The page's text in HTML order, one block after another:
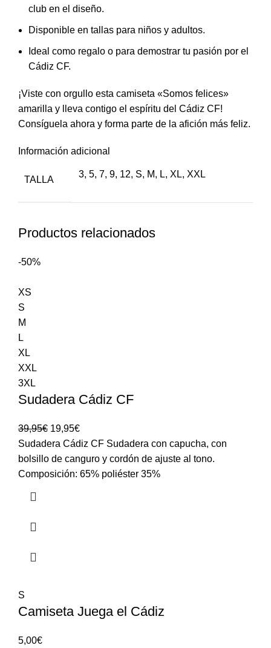
club en el diseño.
Disponible en tallas para niños y adultos.
Ideal como regalo o para demostrar tu pasión por el
Cádiz CF.
¡Viste con orgullo esta camiseta «Somos felices»
amarilla y lleva contigo el espíritu del Cádiz CF!
Consíguela ahora y forma parte de la afición más feliz.
Información adicional
TALLA
3, 5, 7, 9, 12, S, M, L, XL, XXL
Productos relacionados
-50%
XS
S
M
L
XL
XXL
3XL
Sudadera Cádiz CF
39,95€ 19,95€
Sudadera Cádiz CF Sudadera con capucha, con
bolsillo de canguro y cordón de ajuste al tono.
Composición: 65% poliéster 35%
S
Camiseta Juega el Cádiz
5,00€